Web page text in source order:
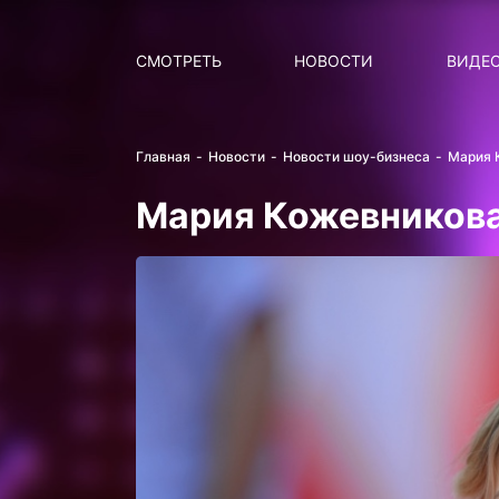
СМОТРЕТЬ НОВОСТИ
Главная Новости Новости шоу-бизнеса Мария
Мария